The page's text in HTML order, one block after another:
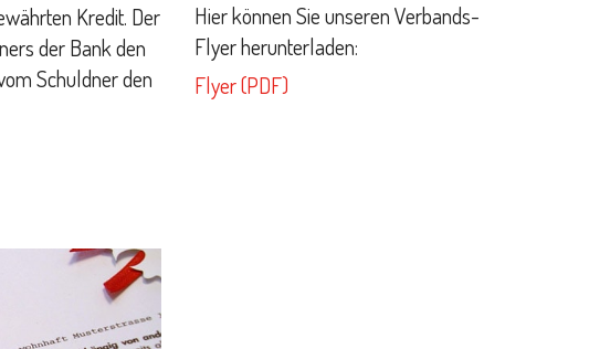
Kredit. Der
der Bank den
Schuldner den
Hier können Sie unseren Verbands-
Flyer herunterladen:
Flyer (PDF)